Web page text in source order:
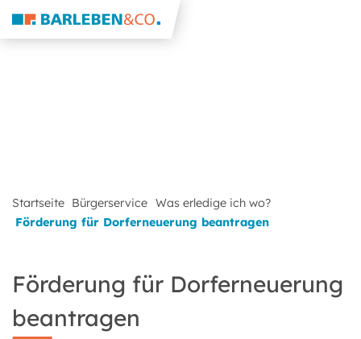
Startseite Bürgerservice Was erledige ich wo?
Förderung für Dorferneuerung beantragen
Förderung für Dorferneuerung
beantragen